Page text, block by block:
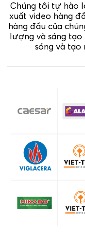
Chúng tôi tự hào
xuất video hàng
hàng đầu của
lượng và sáng
sóng và tạo